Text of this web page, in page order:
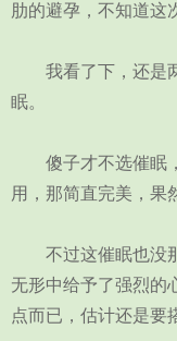
肋的避孕，不知道这
我看了下，还是两
眠。
傻子才不选催眠，
用，那简直完美，果
不过这催眠也没那
无形中给予了强烈的
点而已，估计还是要